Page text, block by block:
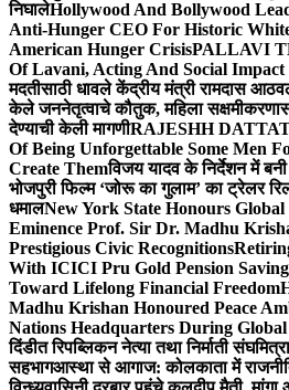
निघालेHollywood And Bollywood
Anti-Hunger CEO For Historic
American Hunger CrisisPALLAVI
Of Lavani, Acting And Social Impact
मदतीसाठी धावले केंद्रीय मंत्री रामदास
केले जननेतृत्वाचे कौतुक, महिला
देण्याची केली मागणीRAJESHH
Of Being Unforgettable Some Men
Create Themविजय यादव के निर्देशन में
भोजपुरी फिल्म ‘जोरू का गुलाम’ का ट्रेलर
धमालNew York State Honours Global
Eminence Prof. Sir Dr. Madhu
Prestigious Civic Recognitions
With ICICI Pru Gold Pension
Toward Lifelong Financial Freedom
Madhu Krishan Honoured Peace
Nations Headquarters During Global
दिंडीत रिपब्लिकन नेत्या तथा निर्माती
सहभागआस्था से आगाज: कोलकाता में